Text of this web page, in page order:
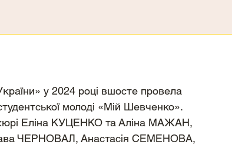
у 2024 році вшосте провела
молоді «Мій Шевченко».
жюрі Еліна КУЦЕНКО та Аліна МАЖАН,
ЧЕРНОВАЛ, Анастасія СЕМЕНОВА,